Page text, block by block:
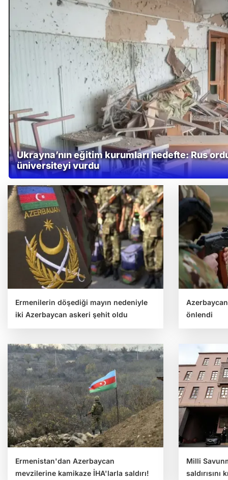
Ukrayna’nın eğitim kurumları hedefte: Rus
üniversiteyi vurdu
Ermenilerin döşediği mayın nedeniyle
iki Azerbaycan askeri şehit oldu
önlendi
Ermenistan'dan Azerbaycan
mevzilerine kamikaze İHA'larla saldırı!
Milli
saldırısını